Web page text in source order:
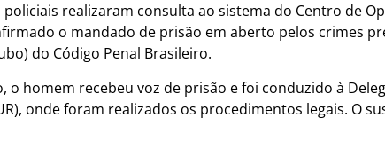
realizaram consulta ao sistema do Centro de
o mandado de prisão em aberto pelos crimes
do Código Penal Brasileiro.
o homem recebeu voz de prisão e foi conduzido à
onde foram realizados os procedimentos legais. O